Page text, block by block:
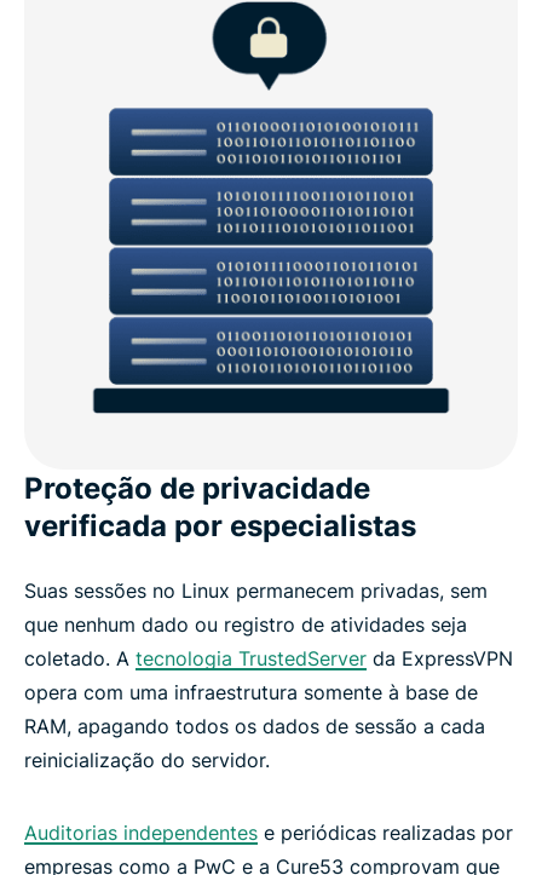
Proteção de privacidade
verificada por especialistas
Suas sessões no Linux permanecem privadas, sem
que nenhum dado ou registro de atividades seja
coletado. A tecnologia TrustedServer da ExpressVPN
opera com uma infraestrutura somente à base de
RAM, apagando todos os dados de sessão a cada
reinicialização do servidor.
Auditorias independentes e periódicas realizadas por
empresas como a PwC e a Cure53 comprovam que